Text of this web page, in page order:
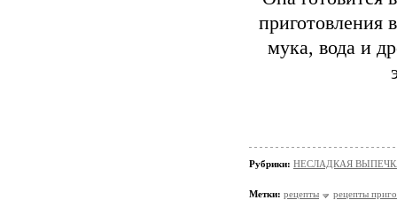
приготовления
мука, вода и
Рубрики: НЕСЛАДКАЯ
Метки: рецепты
рецепты